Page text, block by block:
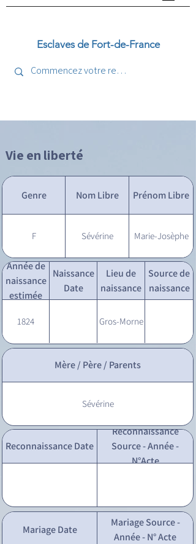
Esclaves de Fort-de-France
Vie en liberté
Genre Nom Libre Prénom Libre
F Sévérine Marie-Josèphe
Année de
naissance
estimée
Naissance
Date
Lieu de
naissance
Source de
naissance
1824 Gros-Morne
Mère / Père / Parents
Sévérine
Reconnaissance Date
Reconnaissance
Source - Année -
N°Acte
Mariage Date
Mariage Source -
Année - N° Acte